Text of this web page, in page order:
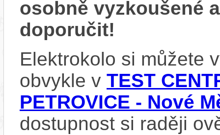
osobně vyzkoušené
doporučit!
Elektrokolo si můžete
obvykle v TEST
PETROVICE - Nové
dostupnost si raději